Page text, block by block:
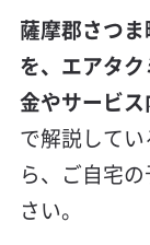
薩摩郡さつ
を、エアタ
金やサービス
で解説してい
ら、ご自宅
さい。